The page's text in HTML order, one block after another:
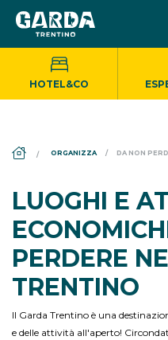
HOTEL&CO
DS_BREADCRUMB.HOME
ORGANIZZA DA NON
LUOGHI E
PERDERE
TRENTINO
Il Garda Trentino è una
e delle attività all'aperto!